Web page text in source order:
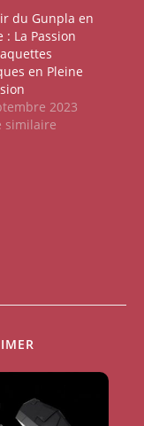
du Gunpla en
: La Passion
en Pleine
2023
similaire